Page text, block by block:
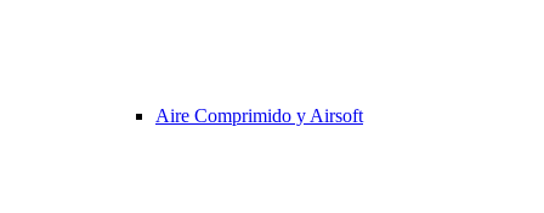
Aire Comprimido y Airsoft